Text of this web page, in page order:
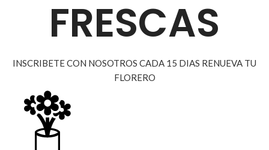
FRESCAS
INSCRIBETE CON NOSOTROS CADA 15 DIAS RENUEVA TU
FLORERO